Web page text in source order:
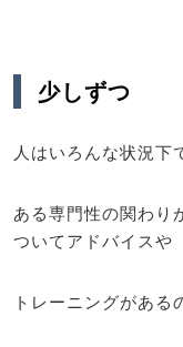
少しずつ
人はいろんな状況
ある専門性の関わ
ついてアドバイスや
トレーニングがあ